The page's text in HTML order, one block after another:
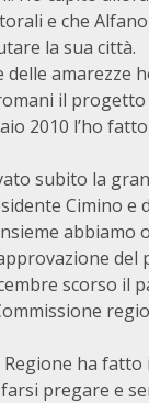
e che
la sua città.
delle amarezze
il
2010 l’ho
subito la
Cimino e
abbiamo
del
scorso il
ha fatto
pregare e